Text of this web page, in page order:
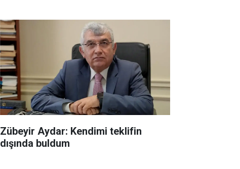
Zübeyir Aydar: Kendimi teklifin
dışında buldum